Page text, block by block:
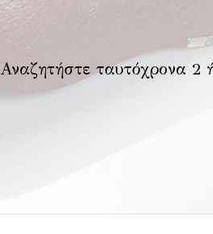
Αναζητήστε ταυτόχρονα 2